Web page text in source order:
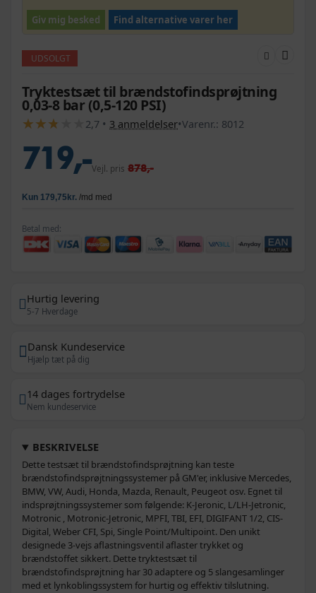
Giv mig besked Find alternative varer her
UDSOLGT
Tryktestsæt til brændstofindsprøjtning
0,03-8 bar (0,5-120 PSI)
★
★★
★★
★ 2,7 • 3 anmeldelser•Varenr.: 8012
719,-Vejl. pris 878,-
Betal med:
Hurtig levering
5-7 Hverdage
Dansk Kundeservice
Hjælp tæt på dig
14 dages fortrydelse
Nem kundeservice
BESKRIVELSE
Dette testsæt til brændstofindsprøjtning kan teste
brændstofindsprøjtningssystemer på GM'er, inklusive Mercedes,
BMW, VW, Audi, Honda, Mazda, Renault, Peugeot osv. Egnet til
indsprøjtningssystemer som følgende: K-Jeronic, L/LH-Jetronic,
Motronic , Motronic-Jetronic, MPFI, TBI, EFI, DIGIFANT 1/2, CIS-
Digital, Weber CFI, Spi, Single Point/Multipoint. Den unikt
designede 3-vejs aflastningsventil aflaster trykket og
brændstoffet sikkert. Dette tryktestsæt til
brændstofindsprøjtning har 30 adaptere og 5 slangesamlinger
med et lynkoblingssystem for hurtig og effektiv tilslutning.